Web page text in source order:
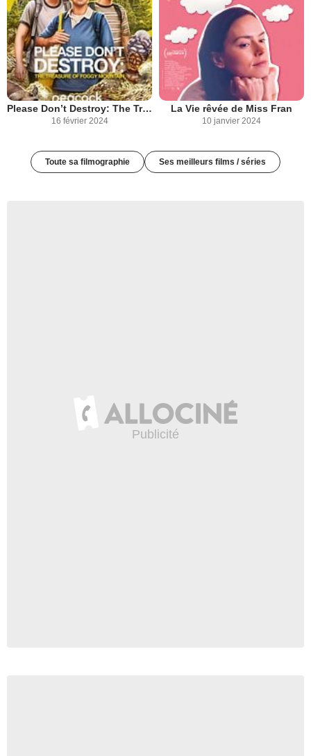
Please Don’t Destroy: The Treasure of Foggy Mountain
16 février 2024
La Vie rêvée de Miss Fran
10 janvier 2024
Toute sa filmographie Ses meilleurs films / séries